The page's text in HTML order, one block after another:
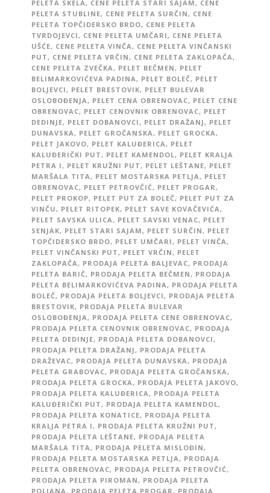
PELETA SKELA, CENE PELETA STARI SAJAM, CENE
PELETA STUBLINE, CENE PELETA SURČIN, CENE
PELETA TOPČIDERSKO BRDO, CENE PELETA
TVRDOJEVCI, CENE PELETA UMČARI, CENE PELETA
UŠĆE, CENE PELETA VINČA, CENE PELETA VINČANSKI
PUT, CENE PELETA VRČIN, CENE PELETA ZAKLOPAČA,
CENE PELETA ZVEČKA, PELET BEČMEN, PELET
BELIMARKOVIĆEVA PADINA, PELET BOLEČ, PELET
BOLJEVCI, PELET BRESTOVIK, PELET BULEVAR
OSLOBOĐENJA, PELET CENA OBRENOVAC, PELET CENE
OBRENOVAC, PELET CENOVNIK OBRENOVAC, PELET
DEDINJE, PELET DOBANOVCI, PELET DRAŽANJ, PELET
DUNAVSKA, PELET GROČANSKA, PELET GROCKA,
PELET JAKOVO, PELET KALUĐERICA, PELET
KALUĐERIČKI PUT, PELET KAMENDOL, PELET KRALJA
PETRA I, PELET KRUŽNI PUT, PELET LEŠTANE, PELET
MARŠALA TITA, PELET MOSTARSKA PETLJA, PELET
OBRENOVAC, PELET PETROVČIĆ, PELET PROGAR,
PELET PROKOP, PELET PUT ZA BOLEČ, PELET PUT ZA
VINČU, PELET RITOPEK, PELET SAVE KOVAČEVIĆA,
PELET SAVSKA ULICA, PELET SAVSKI VENAC, PELET
SENJAK, PELET STARI SAJAM, PELET SURČIN, PELET
TOPČIDERSKO BRDO, PELET UMČARI, PELET VINČA,
PELET VINČANSKI PUT, PELET VRČIN, PELET
ZAKLOPAČA, PRODAJA PELETA BALJEVAC, PRODAJA
PELETA BARIČ, PRODAJA PELETA BEČMEN, PRODAJA
PELETA BELIMARKOVIĆEVA PADINA, PRODAJA PELETA
BOLEČ, PRODAJA PELETA BOLJEVCI, PRODAJA PELETA
BRESTOVIK, PRODAJA PELETA BULEVAR
OSLOBOĐENJA, PRODAJA PELETA CENE OBRENOVAC,
PRODAJA PELETA CENOVNIK OBRENOVAC, PRODAJA
PELETA DEDINJE, PRODAJA PELETA DOBANOVCI,
PRODAJA PELETA DRAŽANJ, PRODAJA PELETA
DRAŽEVAC, PRODAJA PELETA DUNAVSKA, PRODAJA
PELETA GRABOVAC, PRODAJA PELETA GROČANSKA,
PRODAJA PELETA GROCKA, PRODAJA PELETA JAKOVO,
PRODAJA PELETA KALUĐERICA, PRODAJA PELETA
KALUĐERIČKI PUT, PRODAJA PELETA KAMENDOL,
PRODAJA PELETA KONATICE, PRODAJA PELETA
KRALJA PETRA I, PRODAJA PELETA KRUŽNI PUT,
PRODAJA PELETA LEŠTANE, PRODAJA PELETA
MARŠALA TITA, PRODAJA PELETA MISLOĐIN,
PRODAJA PELETA MOSTARSKA PETLJA, PRODAJA
PELETA OBRENOVAC, PRODAJA PELETA PETROVČIĆ,
PRODAJA PELETA PIROMAN, PRODAJA PELETA
POLJANA , PRODAJA PELETA PROGAR , PRODAJA